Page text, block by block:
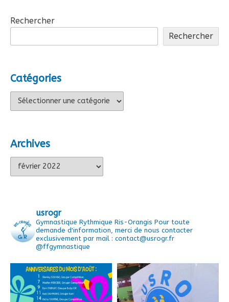
Rechercher
Rechercher
Catégories
Catégories
Archives
Archives
usrogr
Gymnastique Rythmique Ris-Orangis Pour toute
demande d'information, merci de nous contacter
exclusivement par mail : contact@usrogr.fr
@ffgymnastique